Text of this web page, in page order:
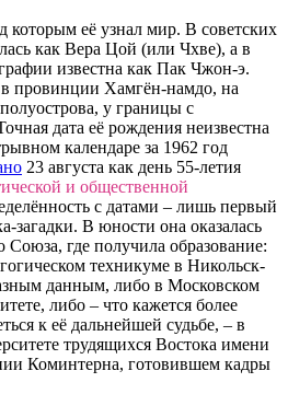
её узнал мир. В советских
как Вера Цой (или Чхве), а в
известна как Пак Чжон-э.
в провинции Хамгён-намдо, на
у границы с
дата её рождения неизвестна
календаре за 1962 год
23 августа как день 55-летия
и общественной
с датами – лишь первый
загадки. В юности она оказалась
Союза, где получила образование:
техникуме в Никольск-
данным, либо в Московском
либо – что кажется более
к её дальнейшей судьбе, – в
трудящихся Востока имени
Коминтерна, готовившем кадры